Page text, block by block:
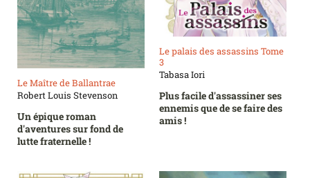
Le Maître de Ballantrae
Robert Louis Stevenson
Un épique roman
d'aventures sur fond de
lutte fraternelle !
Le palais des assassins Tome
3
Tabasa Iori
Plus facile d'assassiner ses
ennemis que de se faire des
amis !